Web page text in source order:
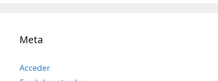
Meta
Acceder